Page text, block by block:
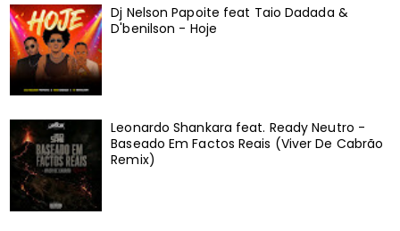
Dj Nelson Papoite feat Taio Dadada &
D'benilson - Hoje
Leonardo Shankara feat. Ready Neutro -
Baseado Em Factos Reais (Viver De Cabrão
Remix)